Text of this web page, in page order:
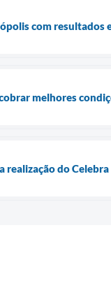
com
melhores
do Celebra